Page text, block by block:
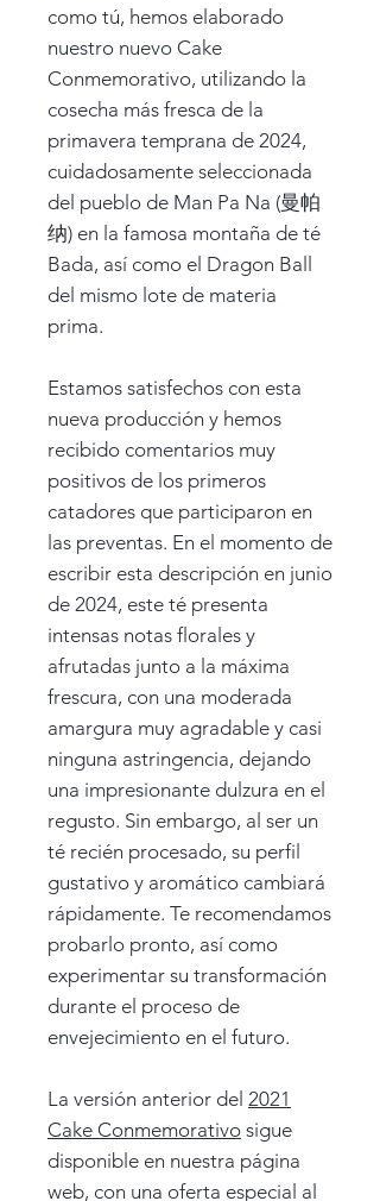
como tú, hemos elaborado
nuestro nuevo Cake
Conmemorativo, utilizando la
cosecha más fresca de la
primavera temprana de 2024,
cuidadosamente seleccionada
del pueblo de Man Pa Na (曼帕
纳) en la famosa montaña de té
Bada, así como el Dragon Ball
del mismo lote de materia
prima.
Estamos satisfechos con esta
nueva producción y hemos
recibido comentarios muy
positivos de los primeros
catadores que participaron en
las preventas. En el momento de
escribir esta descripción en junio
de 2024, este té presenta
intensas notas florales y
afrutadas junto a la máxima
frescura, con una moderada
amargura muy agradable y casi
ninguna astringencia, dejando
una impresionante dulzura en el
regusto. Sin embargo, al ser un
té recién procesado, su perfil
gustativo y aromático cambiará
rápidamente. Te recomendamos
probarlo pronto, así como
experimentar su transformación
durante el proceso de
envejecimiento en el futuro.
La versión anterior del 2021
Cake Conmemorativo sigue
disponible en nuestra página
web, con una oferta especial al